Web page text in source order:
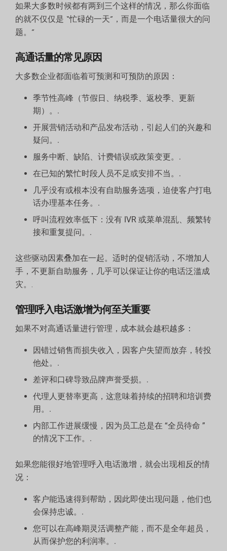
如果大多数时候都有两到三个这样的情况，那么你面临
的就不仅仅是 “忙碌的一天”，而是一个电话量很大的问
题。”
高通话量的常见原因
大多数企业都面临着可预测和可预防的原因：
季节性高峰（节假日、纳税季、返校季、更新
期）。.
开展营销活动和产品发布活动，引起人们的兴趣和
疑问。.
服务中断、缺陷、计费错误或政策变更。.
在已知的繁忙时段人员不足或安排不当。.
几乎没有或根本没有自助服务选项，迫使客户打电
话办理基本任务。.
呼叫流程效率低下：没有 IVR 或菜单混乱、频繁转
接和重复提问。.
这些驱动因素叠加在一起。适时的促销活动，不增加人
手，不更新自助服务，几乎可以保证让你的电话泛滥成
灾。.
管理呼入电话激增为何至关重要
如果不对高通话量进行管理，成本就会越积越多：
因错过销售而损失收入，因客户失望而放弃，转投
他处。.
差评和口碑导致品牌声誉受损。.
代理人更替率更高，这意味着持续的招聘和培训费
用。.
内部工作进展缓慢，因为员工总是在 “全员待命 ”
的情况下工作。.
如果您能很好地管理呼入电话激增，就会出现相反的情
况：
客户能迅速得到帮助，因此即使出现问题，他们也
会保持忠诚。.
您可以在高峰期灵活调整产能，而不是全年超员，
从而保护您的利润率。.